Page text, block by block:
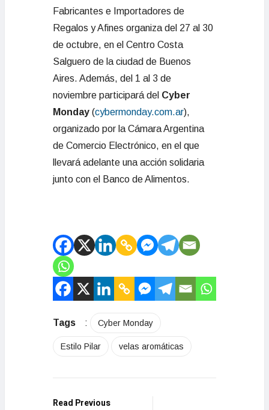
Fabricantes e Importadores de
Regalos y Afines organiza del 27 al 30
de octubre, en el Centro Costa
Salguero de la ciudad de Buenos
Aires. Además, del 1 al 3 de
noviembre participará del Cyber
Monday (cybermonday.com.ar),
organizado por la Cámara Argentina
de Comercio Electrónico, en el que
llevará adelante una acción solidaria
junto con el Banco de Alimentos.
Tags : Cyber Monday
Estilo Pilar velas aromáticas
Read Previous